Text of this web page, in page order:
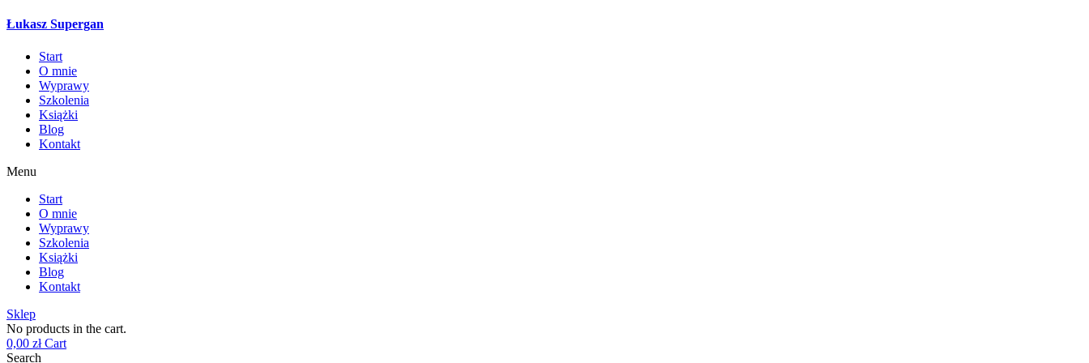
Łukasz Supergan
Start
O mnie
Wyprawy
Szkolenia
Książki
Blog
Kontakt
Menu
Start
O mnie
Wyprawy
Szkolenia
Książki
Blog
Kontakt
Sklep
No products in the cart.
0,00 zł Cart
Search